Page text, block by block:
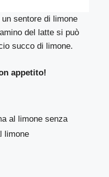
sentore di limone
del latte si può
succo di limone.
appetito!
al limone senza
limone